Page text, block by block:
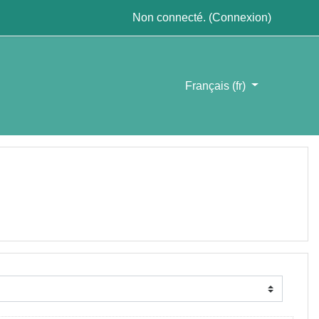
Non connecté. (Connexion)
Français ‎(fr)‎